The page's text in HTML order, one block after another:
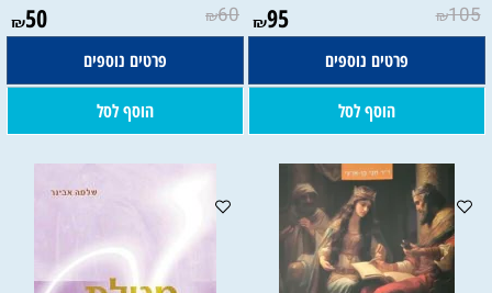
₪105
₪95
פרטים נוספים
הוסף לסל
₪60
₪50
פרטים נוספים
הוסף לסל